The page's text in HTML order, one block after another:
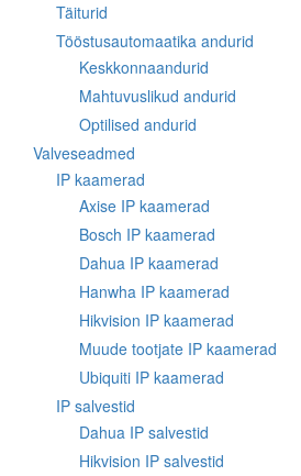
Täiturid
Tööstusautomaatika andurid
Keskkonnaandurid
Mahtuvuslikud andurid
Optilised andurid
Valveseadmed
IP kaamerad
Axise IP kaamerad
Bosch IP kaamerad
Dahua IP kaamerad
Hanwha IP kaamerad
Hikvision IP kaamerad
Muude tootjate IP kaamerad
Ubiquiti IP kaamerad
IP salvestid
Dahua IP salvestid
Hikvision IP salvestid